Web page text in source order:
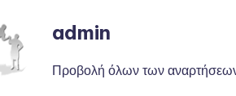
admin
Προβολή όλων των